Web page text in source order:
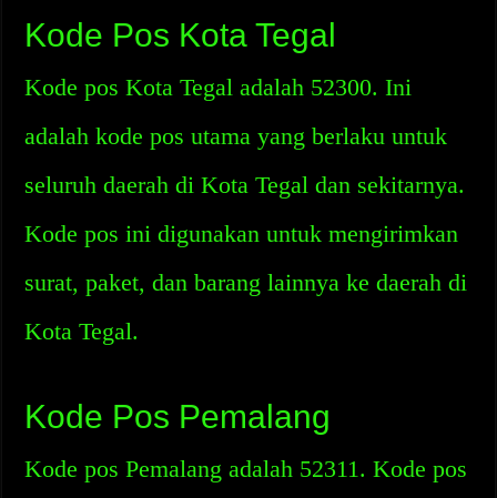
Kode Pos Kota Tegal
Kode pos Kota Tegal adalah 52300. Ini
adalah kode pos utama yang berlaku untuk
seluruh daerah di Kota Tegal dan sekitarnya.
Kode pos ini digunakan untuk mengirimkan
surat, paket, dan barang lainnya ke daerah di
Kota Tegal.
Kode Pos Pemalang
Kode pos Pemalang adalah 52311. Kode pos